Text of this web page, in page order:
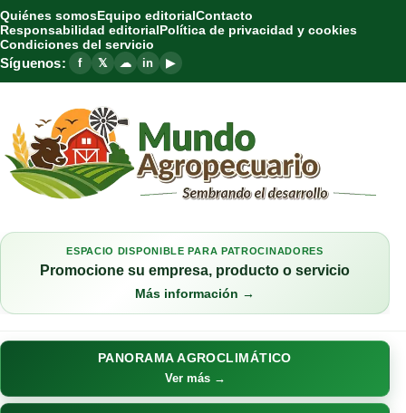
Quiénes somosEquipo editorialContacto
Responsabilidad editorialPolítica de privacidad y cookies
Condiciones del servicio
Síguenos: f 𝕏 ☁ in ▶
ESPACIO DISPONIBLE PARA PATROCINADORES
Promocione su empresa, producto o servicio
Más información →
PANORAMA AGROCLIMÁTICO
Ver más →